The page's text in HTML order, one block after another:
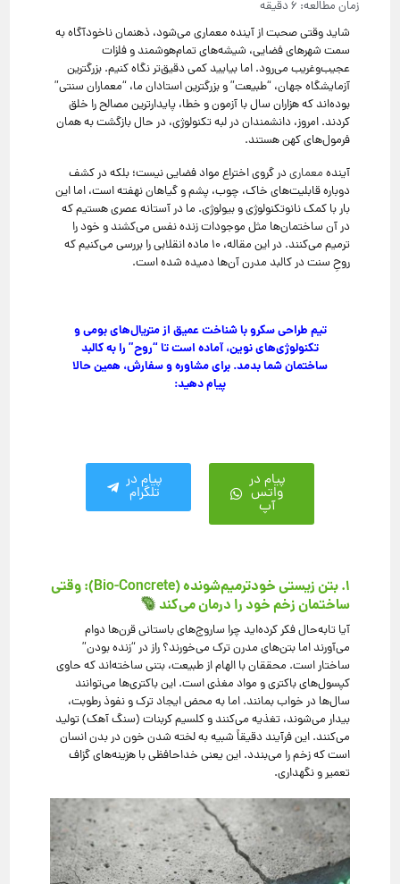
شاید وقتی صحبت از آینده معماری می‌شود، ذهنمان ناخودآگاه به
سمت شهرهای فضایی، شیشه‌های تمام‌هوشمند و فلزات
عجیب‌وغریب می‌رود. اما بیایید کمی دقیق‌تر نگاه کنیم. بزرگترین
آزمایشگاه جهان، “طبیعت” و بزرگترین استادان ما، “معماران سنتی”
بوده‌اند که هزاران سال با آزمون و خطا، پایدارترین مصالح را خلق
کردند. امروز، دانشمندان در لبه تکنولوژی، در حال بازگشت به همان
فرمول‌های کهن هستند.
آینده معماری در گروی اختراع مواد فضایی نیست؛ بلکه در کشف
دوباره قابلیت‌های خاک، چوب، پشم و گیاهان نهفته است، اما این
بار با کمک نانوتکنولوژی و بیولوژی. ما در آستانه عصری هستیم که
در آن ساختمان‌ها مثل موجودات زنده نفس می‌کشند و خود را
ترمیم می‌کنند. در این مقاله، ۱۰ ماده انقلابی را بررسی می‌کنیم که
روحِ سنت در کالبد مدرن آن‌ها دمیده شده است.
تیم طراحی سکرو با شناخت عمیق از متریال‌های بومی و
تکنولوژی‌های نوین، آماده است تا “روح” را به کالبد
ساختمان شما بدمد. برای مشاوره و سفارش، همین حالا
پیام دهید:
پیام در
واتس
آپ
پیام در
تلگرام
۱. بتن زیستی خودترمیم‌شونده (Bio-Concrete): وقتی
ساختمان زخم خود را درمان می‌کند
آیا تا‌به‌حال فکر کرده‌اید چرا ساروج‌های باستانی قرن‌ها دوام
می‌آورند اما بتن‌های مدرن ترک می‌خورند؟ راز در “زنده بودن”
ساختار است. محققان با الهام از طبیعت، بتنی ساخته‌اند که حاوی
کپسول‌های باکتری و مواد مغذی است. این باکتری‌ها می‌توانند
سال‌ها در خواب بمانند. اما به محض ایجاد ترک و نفوذ رطوبت،
بیدار می‌شوند، تغذیه می‌کنند و کلسیم کربنات (سنگ آهک) تولید
می‌کنند. این فرآیند دقیقاً شبیه به لخته شدن خون در بدن انسان
است که زخم را می‌بندد. این یعنی خداحافظی با هزینه‌های گزاف
تعمیر و نگهداری.